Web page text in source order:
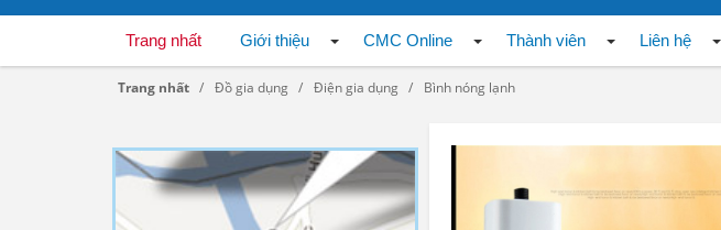
Trang nhất Giới thiệu CMC Online Thành viên Liên hệ
Trang nhất Đồ gia dụng Điện gia dụng Bình nóng lạnh